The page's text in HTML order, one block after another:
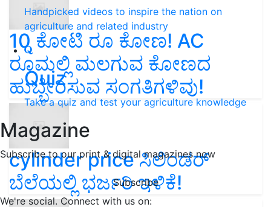
Handpicked videos to inspire the nation on
agriculture and related industry
Quiz
Take a quiz and test your agriculture knowledge
Magazine
Subscribe to our print & digital magazines now
Subscribe
We're social. Connect with us on:
10 ಕೋಟಿ ರೂ ಕೋಣ! AC
ರೂಮಲ್ಲಿ ಮಲಗುವ ಕೋಣದ
ಹುಬ್ಬೇರಿಸುವ ಸಂಗತಿಗಳಿವು!
cylinder price ಸಿಲಿಂಡರ್‌
ಬೆಲೆಯಲ್ಲಿ ಭರ್ಜರಿ ಇಳಿಕೆ!